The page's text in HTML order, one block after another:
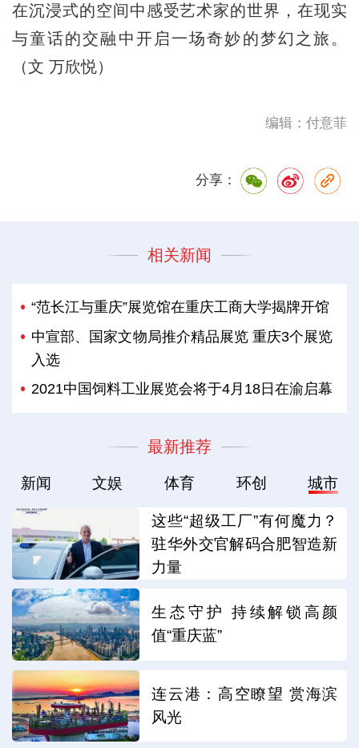
在沉浸式的空间中感受艺术家的世界，在现实
与童话的交融中开启一场奇妙的梦幻之旅。
（文 万欣悦）
编辑：付意菲
分享：
相关新闻
“范长江与重庆”展览馆在重庆工商大学揭牌开馆
中宣部、国家文物局推介精品展览 重庆3个展览
入选
2021中国饲料工业展览会将于4月18日在渝启幕
最新推荐
新闻 文娱 体育 环创 城市
这些“超级工厂”有何魔力？
驻华外交官解码合肥智造新
力量
生态守护 持续解锁高颜
值“重庆蓝”
连云港：高空瞭望 赏海滨
风光